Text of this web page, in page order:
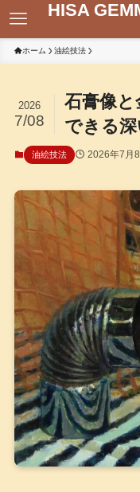
HISA
ホーム 油絵技法
石膏像
できる
2026
7/08
油絵技法 2026年7月8